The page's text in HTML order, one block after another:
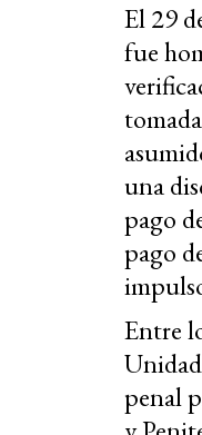
El 29
fue
una
pago
pago
Entre
penal